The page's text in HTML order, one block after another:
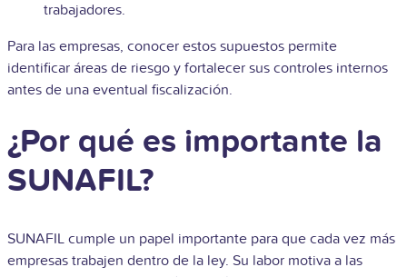
trabajadores.
Para las empresas, conocer estos supuestos permite
identificar áreas de riesgo y fortalecer sus controles internos
antes de una eventual fiscalización.
¿Por qué es importante la
SUNAFIL?
SUNAFIL cumple un papel importante para que cada vez más
empresas trabajen dentro de la ley. Su labor motiva a las